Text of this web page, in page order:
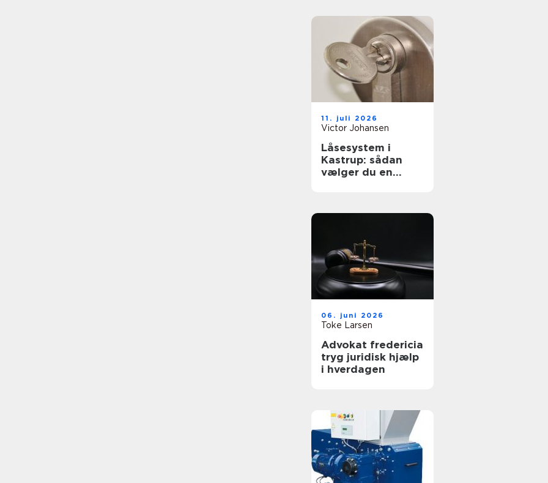
11. juli 2026
Victor Johansen
Låsesystem i
Kastrup: sådan
vælger du en
06. juni 2026
Toke Larsen
Advokat fredericia
tryg juridisk hjælp
i hverdagen